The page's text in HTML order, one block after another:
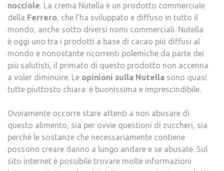
nocciole. La crema Nutella è un prodotto commerciale
della Ferrero, che l’ha sviluppato e diffuso in tutto il
mondo, anche sotto diversi nomi commerciali. Nutella
è oggi uno tra i prodotti a base di cacao più diffusi al
mondo e nonostante ricorrenti polemiche da parte dei
più salutisti, il primato di questo prodotto non accenna
a voler diminuire. Le opinioni sulla Nutella sono quasi
tutte piuttosto chiara: è buonissima e imprescindibile.
Ovviamente occorre stare attenti a non abusare di
questo alimento, sia per ovvie questioni di zuccheri, sia
perché le sostanze che necessariamente contiene
possono creare danno a lungo andare e se abusate. Sul
sito internet è possibile trovare molte informazioni